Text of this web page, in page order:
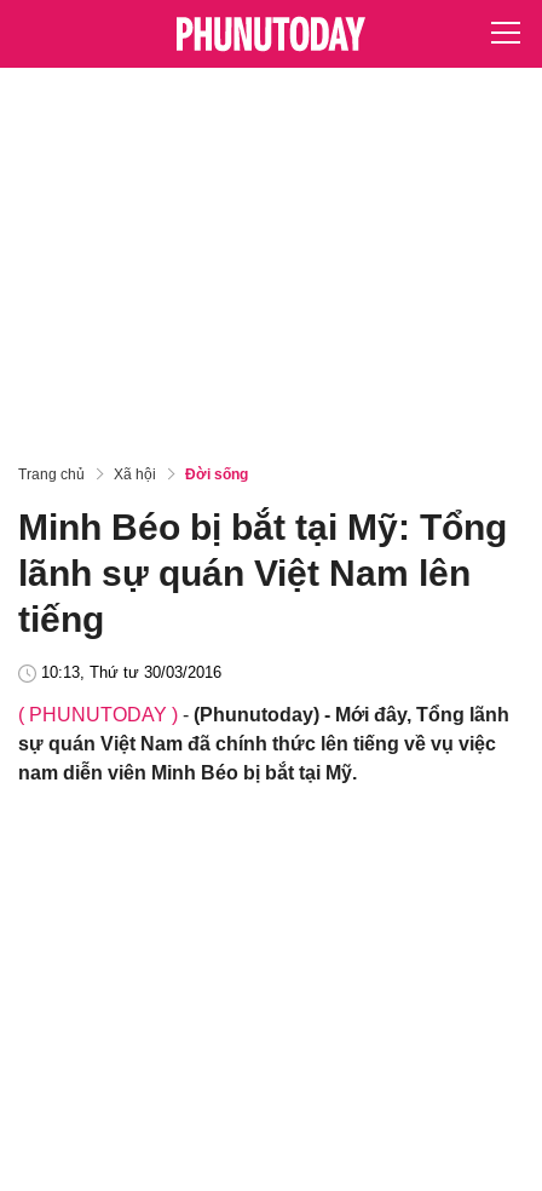
Trang chủ Xã hội Đời sống
Minh Béo bị bắt tại Mỹ: Tổng
lãnh sự quán Việt Nam lên
tiếng
10:13, Thứ tư 30/03/2016
( PHUNUTODAY ) - (Phunutoday) - Mới đây, Tổng lãnh
sự quán Việt Nam đã chính thức lên tiếng về vụ việc
nam diễn viên Minh Béo bị bắt tại Mỹ.